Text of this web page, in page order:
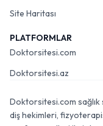
Site Haritası
PLATFORMLAR
Doktorsitesi.com
Doktorsitesi.az
Doktorsitesi.com
diş hekimleri,